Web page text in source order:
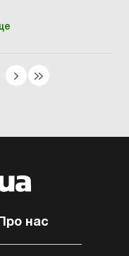
Про нас